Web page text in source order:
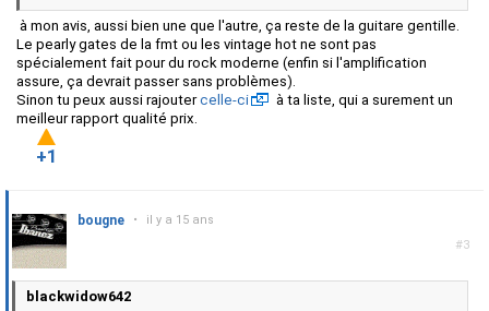
à mon avis, aussi bien une que l'autre, ça reste de la guitare gentille.
Le pearly gates de la fmt ou les vintage hot ne sont pas
spécialement fait pour du rock moderne (enfin si l'amplification
assure, ça devrait passer sans problèmes).
Sinon tu peux aussi rajoutercelle-ci
à ta liste, qui a surement un
meilleur rapport qualité prix.
+1
#3
bougne • il y a 15 ans
blackwidow642